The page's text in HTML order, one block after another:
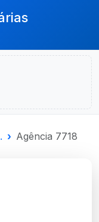
Agência 7718